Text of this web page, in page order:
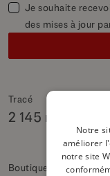
Tracé
2 145 m²
Boutique responsable
Je souhaite
des mises à jour
Notre
améliorer
notre site